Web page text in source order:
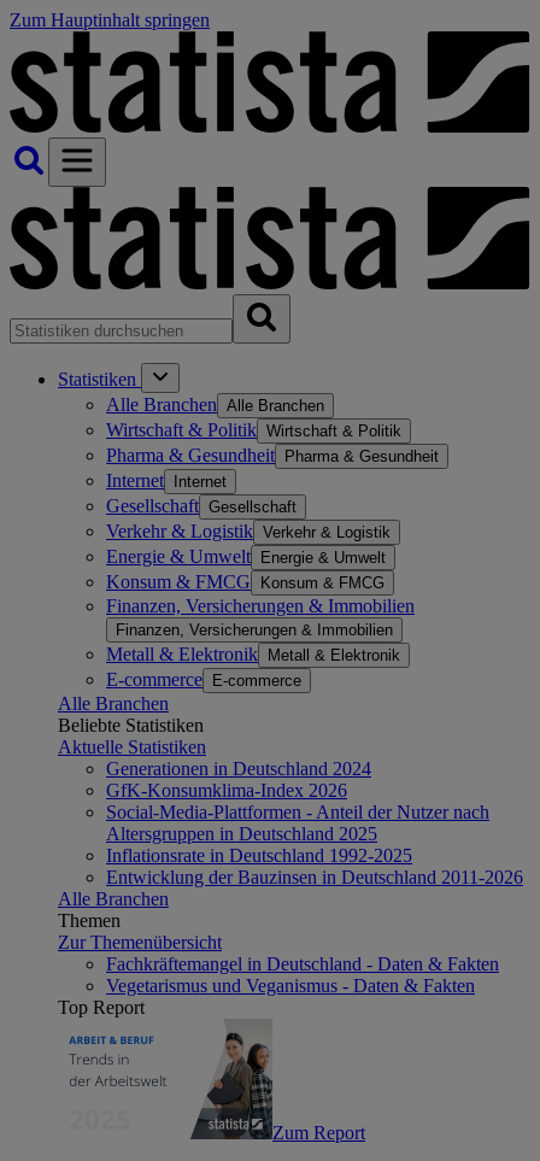
Zum Hauptinhalt springen
Statistiken
Alle Branchen Alle Branchen
Wirtschaft & Politik Wirtschaft & Politik
Pharma & Gesundheit Pharma & Gesundheit
Internet Internet
Gesellschaft Gesellschaft
Verkehr & Logistik Verkehr & Logistik
Energie & Umwelt Energie & Umwelt
Konsum & FMCG Konsum & FMCG
Finanzen, Versicherungen & Immobilien
Finanzen, Versicherungen & Immobilien
Metall & Elektronik Metall & Elektronik
E-commerce E-commerce
Alle Branchen
Beliebte Statistiken
Aktuelle Statistiken
Generationen in Deutschland 2024
GfK-Konsumklima-Index 2026
Social-Media-Plattformen - Anteil der Nutzer nach
Altersgruppen in Deutschland 2025
Inflationsrate in Deutschland 1992-2025
Entwicklung der Bauzinsen in Deutschland 2011-2026
Alle Branchen
Themen
Zur Themenübersicht
Fachkräftemangel in Deutschland - Daten & Fakten
Vegetarismus und Veganismus - Daten & Fakten
Top Report
Zum Report